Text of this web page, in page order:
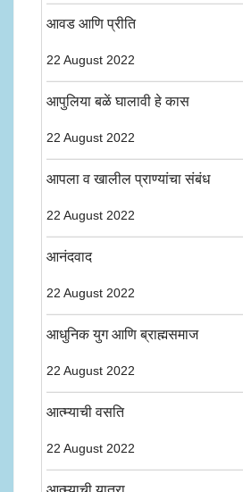
आवड आणि प्रीति
22 August 2022
आपुलिया बळें घालावी हे कास
22 August 2022
आपला व खालील प्राण्यांचा संबंध
22 August 2022
आनंदवाद
22 August 2022
आधुनिक युग आणि ब्राह्मसमाज
22 August 2022
आत्म्याची वसति
22 August 2022